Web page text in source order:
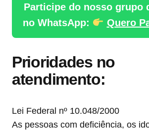
Participe do nosso grupo
no WhatsApp:
Quero
Prioridades no
atendimento:
Lei Federal nº 10.048/2000
As pessoas com deficiência, os